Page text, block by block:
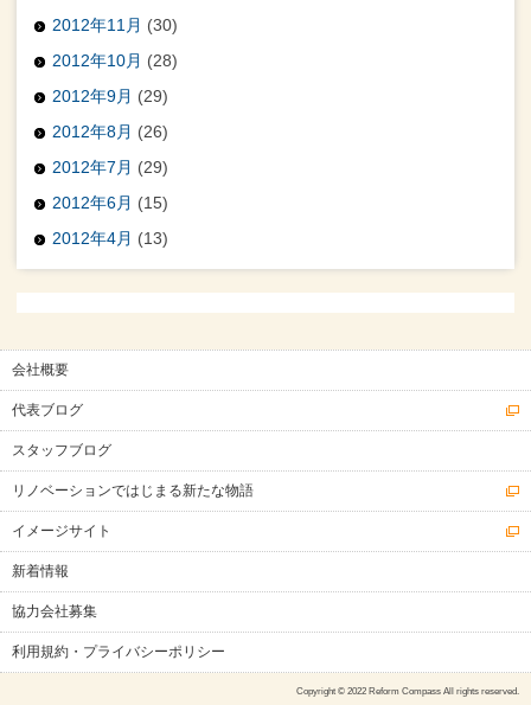
2012年11月 (30)
2012年10月 (28)
2012年9月 (29)
2012年8月 (26)
2012年7月 (29)
2012年6月 (15)
2012年4月 (13)
会社概要
代表ブログ
スタッフブログ
リノベーションではじまる新たな物語
イメージサイト
新着情報
協力会社募集
利用規約・プライバシーポリシー
Copyright © 2022 Reform Compass All rights reserved.